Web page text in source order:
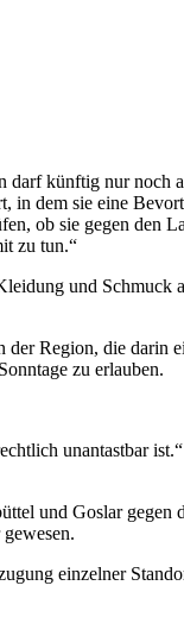
künftig nur noch
dem sie eine
ob sie gegen den
zu tun.“
und Schmuck
Region, die darin
zu erlauben.
unantastbar
und Goslar gegen
einzelner